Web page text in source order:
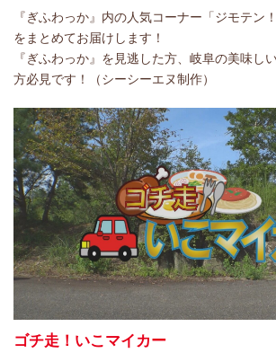
『ぎふわっか』内の人気コーナー「ジモテン
をまとめてお届けします！
『ぎふわっか』を見逃した方、岐阜の美味し
方必見です！（シーシーエヌ制作）
ゴチ走！いこマイカー